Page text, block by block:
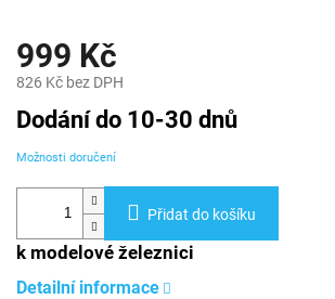
999 Kč
826 Kč bez DPH
Měrná
cena:
Dodání do 10-30 dnů
Možnosti doručení
Přidat do košíku
k modelové železnici
Detailní informace